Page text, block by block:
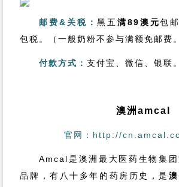
邮费&关税：黑五满89澳元包
包税。（一般奶粉不参与满额免邮费
付款方式：支付宝、微信、银联。
澳洲amcal
官网：http://
Amcal是澳洲最大医药生物集
品牌，有八十多年的药房历史，是